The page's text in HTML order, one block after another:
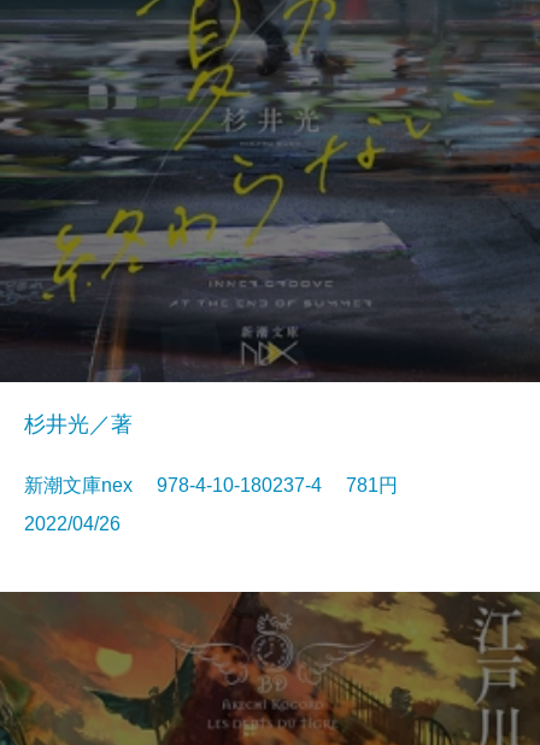
杉井光／著
新潮文庫nex 978-4-10-180237-4 781円
2022/04/26